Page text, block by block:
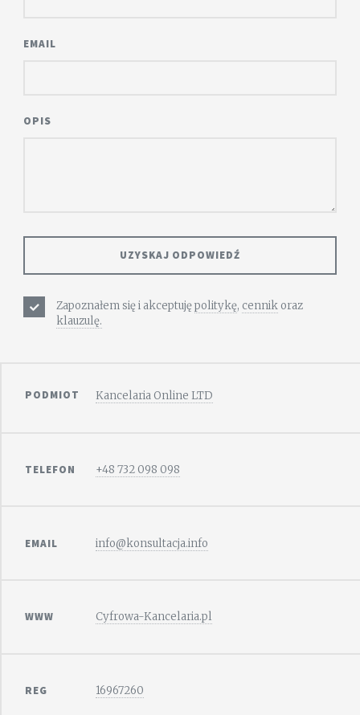
EMAIL
OPIS
Zapoznałem się i akceptujępolitykę, cennik oraz
klauzulę.
PODMIOT Kancelaria Online LTD
TELEFON +48 732 098 098
EMAIL info@konsultacja.info
WWW Cyfrowa-Kancelaria.pl
REG 16967260